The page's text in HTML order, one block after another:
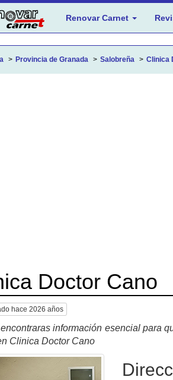
Renovar Carnet
Provincia de Granada Salobreña Clinica
Doctor Cano
hace 2026 años
información esencial para
Clinica Doctor Cano